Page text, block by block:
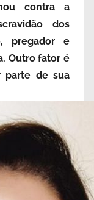
contra a
dos
pregador e
Outro fator é
parte de sua